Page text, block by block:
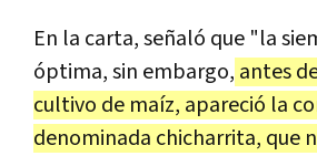
En la carta, señaló que "la
óptima, sin embargo, antes
cultivo de maíz, apareció la
denominada chicharrita, que